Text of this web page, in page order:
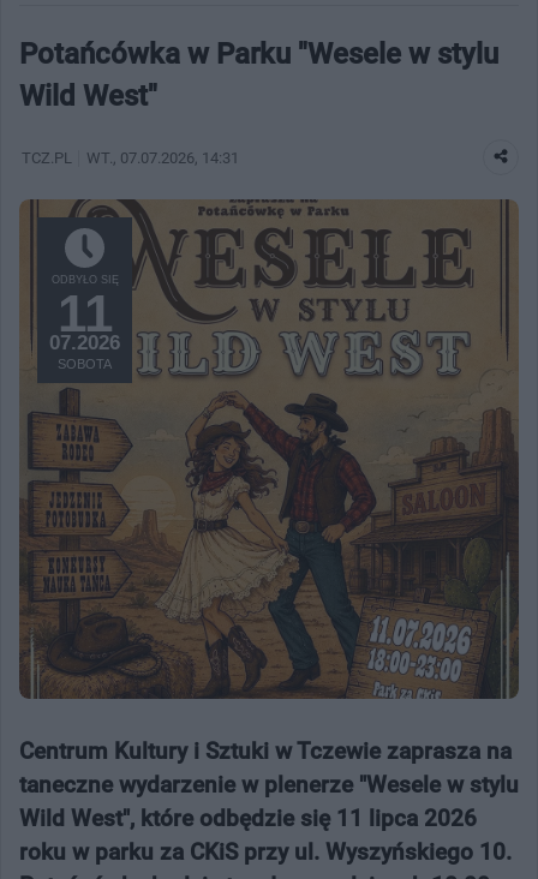
Potańcówka w Parku "Wesele w stylu
Wild West"
TCZ.PL WT. , 07.07.2026, 14:31
ODBYŁO SIĘ
11
07.2026
SOBOTA
Centrum Kultury i Sztuki w Tczewie zaprasza na
taneczne wydarzenie w plenerze "Wesele w stylu
Wild West", które odbędzie się 11 lipca 2026
roku w parku za CKiS przy ul. Wyszyńskiego 10.